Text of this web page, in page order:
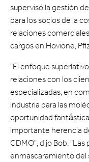
supervisó la gestión
para los socios de la
relaciones
cargos en Hovione,
"El enfoque
relaciones con los
especializadas, en
industria para las
oportunidad
importante herencia
CDMO", dijo Bob.
enmascaramiento del